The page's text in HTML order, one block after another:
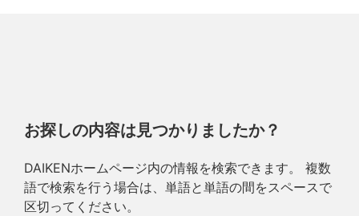
お探しの内容は見つかりましたか？
DAIKENホームページ内の情報を検索できます。 複数
語で検索を行う場合は、単語と単語の間をスペースで
区切ってください。